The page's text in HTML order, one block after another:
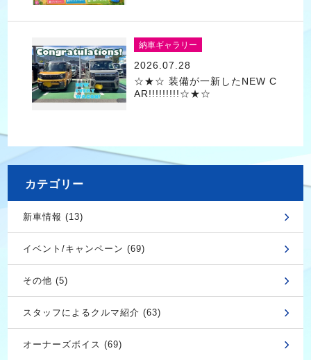
納車ギャラリー
2026.07.28
☆★☆ 装備が一新したNEW C
AR!!!!!!!!!☆★☆
カテゴリー
新車情報 (13)
イベント/キャンペーン (69)
その他 (5)
スタッフによるクルマ紹介 (63)
オーナーズボイス (69)